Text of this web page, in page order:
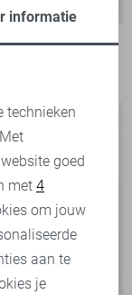
sweater
informatie
technieken
goed
met 4
om jouw
aan te
je